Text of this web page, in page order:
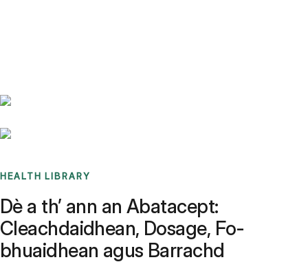
HEALTH LIBRARY
Dè a th’ ann an Abatacept:
Cleachdaidhean, Dosage, Fo-
bhuaidhean agus Barrachd